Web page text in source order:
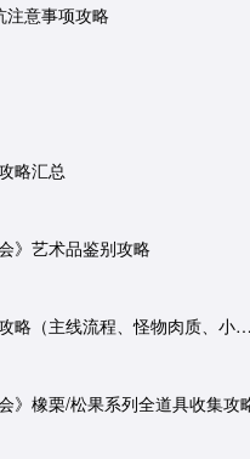
注意事项攻略
略汇总
》艺术品鉴别攻略
怪物猎人世界：冰原攻略（主线流程、怪物肉质、小技巧）
》橡栗/松果系列全道具收集攻